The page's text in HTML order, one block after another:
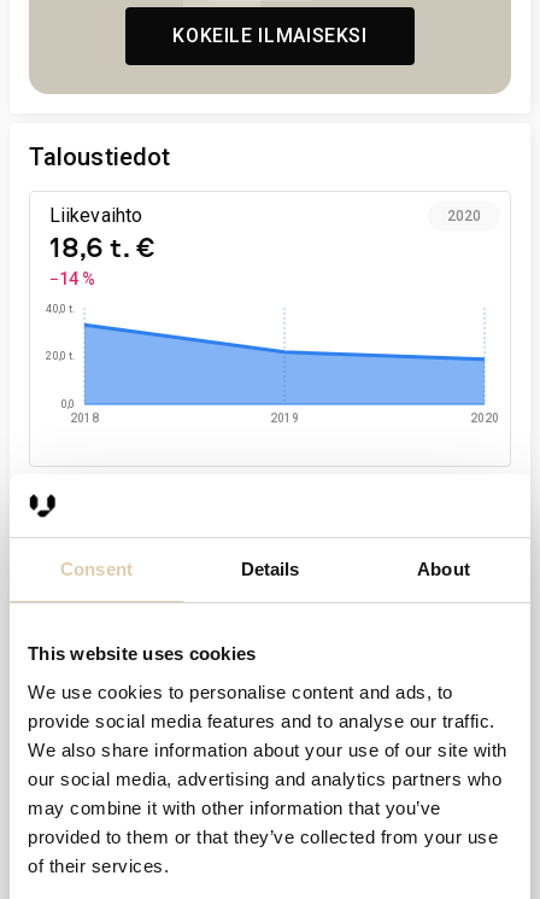
Consent Details About
This website uses cookies
We use cookies to personalise content and ads, to
provide social media features and to analyse our traffic.
We also share information about your use of our site with
our social media, advertising and analytics partners who
may combine it with other information that you’ve
provided to them or that they’ve collected from your use
of their services.
KOKEILE ILMAISEKSI
Taloustiedot
Liikevaihto
18,6 t. €
−14 %
2020
2018 2019 2020
0,0
20,0 t.
40,0 t.
Liikevoitto-%
−5,5 %
−1,3 %-yks.
-6
Henkilöstö
1
2020